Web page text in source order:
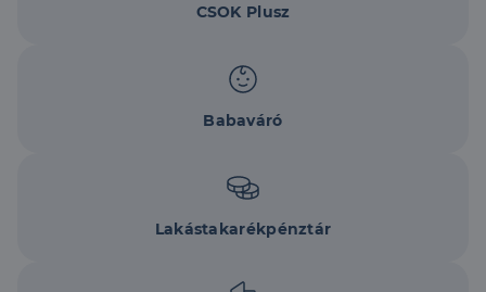
CSOK Plusz
Babaváró
Lakástakarékpénztár